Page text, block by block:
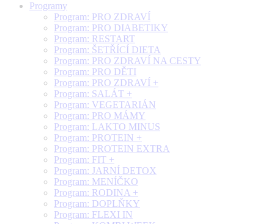
Programy
Program: PRO ZDRAVÍ
Program: PRO DIABETIKY
Program: RESTART
Program: ŠETŘÍCÍ DIETA
Program: PRO ZDRAVÍ NA CESTY
Program: PRO DĚTI
Program: PRO ZDRAVÍ +
Program: SALÁT +
Program: VEGETARIÁN
Program: PRO MÁMY
Program: LAKTO MINUS
Program: PROTEIN +
Program: PROTEIN EXTRA
Program: FIT +
Program: JARNÍ DETOX
Program: MENÍČKO
Program: RODINA +
Program: DOPLŇKY
Program: FLEXI IN